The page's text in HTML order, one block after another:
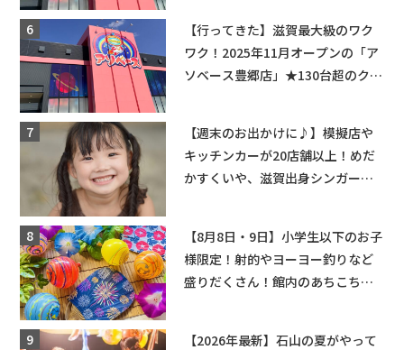
【行ってきた】滋賀最大級のワク
ワク！2025年11月オープンの「ア
ソベース豊郷店」★130台超のクレ
【週末のお出かけに♪】模擬店や
キッチンカーが20店舗以上！めだ
かすくいや、滋賀出身シンガーソ
【8月8日・9日】小学生以下のお子
様限定！射的やヨーヨー釣りなど
盛りだくさん！館内のあちこちに
【2026年最新】石山の夏がやって